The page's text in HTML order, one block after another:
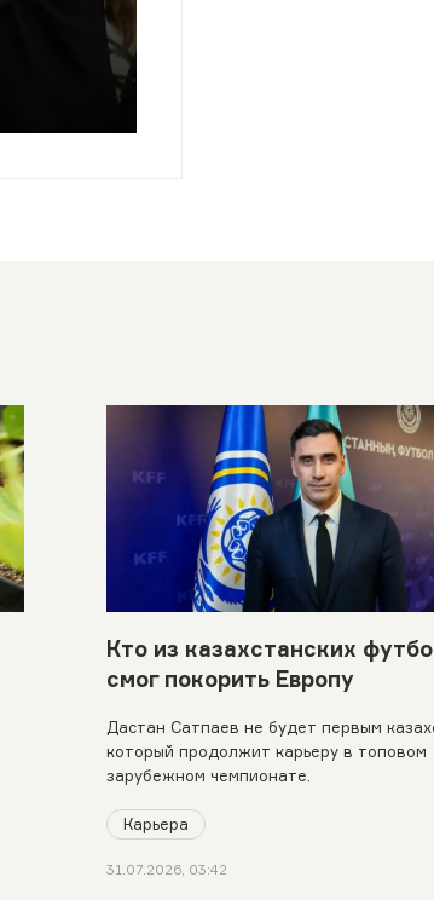
Кто из казахстанских
смог покорить Европу
Дастан Сатпаев не будет первым
который продолжит карьеру в топовом
зарубежном чемпионате.
Карьера
31.07.2026, 03:42